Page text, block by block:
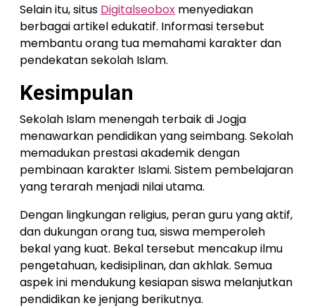
Selain itu, situs Digitalseobox menyediakan
berbagai artikel edukatif. Informasi tersebut
membantu orang tua memahami karakter dan
pendekatan sekolah Islam.
Kesimpulan
Sekolah Islam menengah terbaik di Jogja
menawarkan pendidikan yang seimbang. Sekolah
memadukan prestasi akademik dengan
pembinaan karakter Islami. Sistem pembelajaran
yang terarah menjadi nilai utama.
Dengan lingkungan religius, peran guru yang aktif,
dan dukungan orang tua, siswa memperoleh
bekal yang kuat. Bekal tersebut mencakup ilmu
pengetahuan, kedisiplinan, dan akhlak. Semua
aspek ini mendukung kesiapan siswa melanjutkan
pendidikan ke jenjang berikutnya.